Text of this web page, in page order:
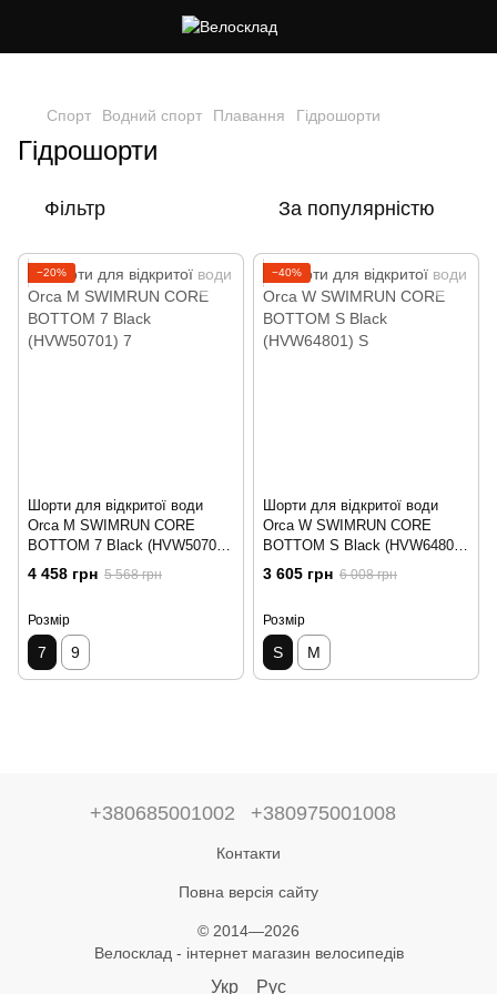
Спорт Водний спорт Плавання Гідрошорти
Гідрошорти
Фільтр За популярністю
−20%
Шорти для відкритої води
Orca M SWIMRUN CORE
BOTTOM 7 Black (HVW50701)
7
4 458 грн 5 568 грн
Розмір
7 9
−40%
Шорти для відкритої води
Orca W SWIMRUN CORE
BOTTOM S Black (HVW64801)
S
3 605 грн 6 008 грн
Розмір
S M
+380685001002 +380975001008
Контакти
Повна версія сайту
© 2014—2026
Велосклад - інтернет магазин велосипедів
Укр Рус